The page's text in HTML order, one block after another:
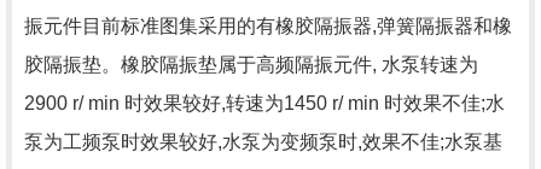
振元件目前标准图集采用的有橡胶隔振器,弹簧隔振器和橡
胶隔振垫。橡胶隔振垫属于高频隔振元件, 水泵转速为
2900 r/ min 时效果较好,转速为1450 r/ min 时效果不佳;水
泵为工频泵时效果较好,水泵为变频泵时,效果不佳;水泵基